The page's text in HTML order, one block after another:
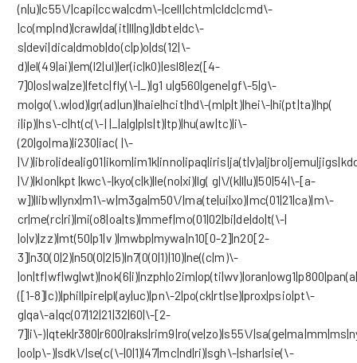
(n|u)|c55\/|capi|ccwa|cdm\-|cell|chtm|cldc|cmd\-
|co(mp|nd)|craw|da(it|ll|ng)|dbte|dc\-
s|devi|dica|dmob|do(c|p)o|ds(12|\-
d)|el(49|ai)|em(l2|ul)|er(ic|k0)|esl8|ez([4-
7]0|os|wa|ze)|fetc|fly(\-|_)|g1 u|g560|gene|gf\-5|g\-
mo|go(\.w|od)|gr(ad|un)|haie|hcit|hd\-(m|p|t)|hei\-|hi(pt|ta)|hp(
i|ip)|hs\-c|ht(c(\-| |_|a|g|p|s|t)|tp)|hu(aw|tc)|i\-
(20|go|ma)|i230|iac( |\-
|\/
|\/)|klon|kpt |kwc\-|kyo(c|k)|le(no|xi)|lg( g|\/(k|l|u)|50|54|\-[a-
w])|libw|lynx|m1\-w|m3ga|m50\/|ma(te|ui|xo)|mc(01|21|ca)|m\-
cr|me(rc|ri)|mi(o8|oa|ts)|mmef|mo(01|02|bi|de|do|t(\-|
|o|v)|zz)|mt(50|p1|v )|mwbp|mywa|n10[0-2]|n20[2-
3]|n30(0|2)|n50(0|2|5)|n7(0(0|1)|10)|ne((c|m)\-
([1-8]|c))|phil|pire|pl(ay|uc)|pn\-2|po(ck|rt|se)|prox|psio|pt\-
g|qa\-a|qc(07|12|21|32|60|\-[2-
7]|i\-)|qtek|r380|r600|raks|rim9|ro(ve|zo)|s55\/
|oo|p\-)|sdk\/|se(c(\-|0|1)|47|mc|nd|ri)|sgh\-|shar|sie(\-